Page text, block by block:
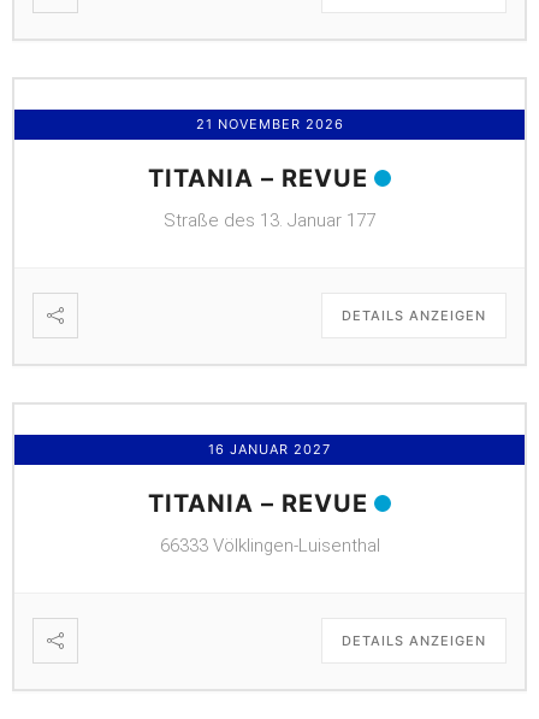
21 NOVEMBER 2026
TITANIA – REVUE
Straße des 13. Januar 177
DETAILS ANZEIGEN
16 JANUAR 2027
TITANIA – REVUE
66333 Völklingen-Luisenthal
DETAILS ANZEIGEN